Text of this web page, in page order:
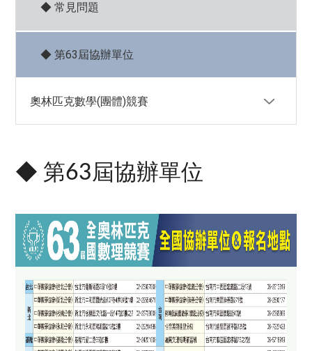
◆ 常見問題
◆ 第63屆協辦單位
奧林匹克數學(團體)競賽
◆ 常見問題
◆ 第63屆協辦單位